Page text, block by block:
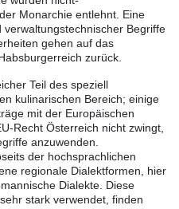
Monarchie entlehnt. Eine
Begriffe
gehen auf das
zurück.
Teil des speziell
kulinarischen Bereich; einige
mit der Europäischen
Recht Österreich nicht zwingt,
anzuwenden.
der hochsprachlichen
regionale Dialektformen, hier
Dialekte. Diese
stark verwendet, finden